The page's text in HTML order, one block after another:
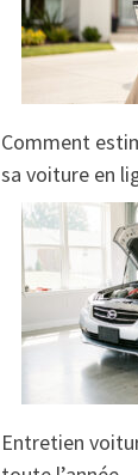
Comment
sa voiture en
Entretien